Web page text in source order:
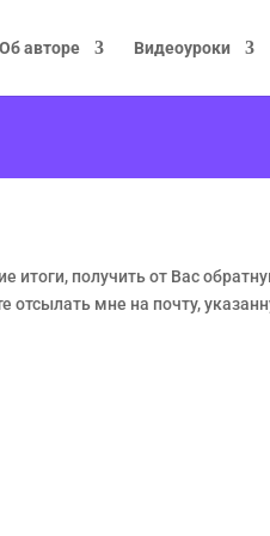
Об авторе Видеоуроки
получить от Вас
мне на почту,